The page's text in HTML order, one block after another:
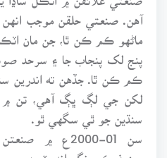
پنج لک پنجاب جا ۽ سرحد
ڪم ڪن ٿا. جڏهن ته اندرين
لکن جي لڳ ڀڳ آهي، تن ۾
سنڌين جو ٿي سگهي ٿو.
سن 01-2000ع